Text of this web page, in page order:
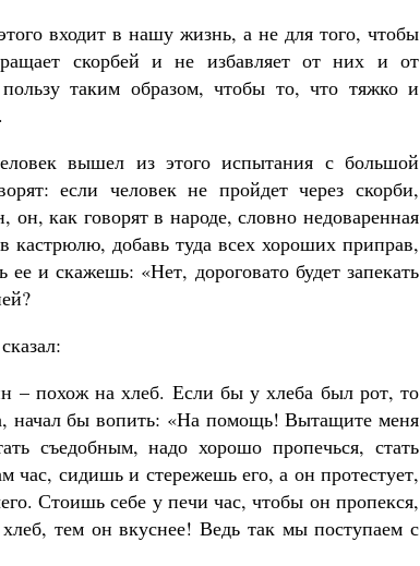
входит в нашу жизнь, а не для того, чтобы
скорбей и не избавляет от них и от
таким образом, чтобы то, что тяжко и
вышел из этого испытания с большой
если человек не пройдет через скорби,
как говорят в народе, словно недоваренная
добавь туда всех хороших приправ,
и скажешь: «Нет, дороговато будет запекать
– похож на хлеб. Если бы у хлеба был рот, то
начал бы вопить: «На помощь! Вытащите меня
съедобным, надо хорошо пропечься, стать
сидишь и стережешь его, а он протестует,
Стоишь себе у печи час, чтобы он пропекся,
тем он вкуснее! Ведь так мы поступаем с